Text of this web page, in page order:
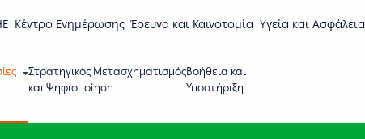
Κέντρο Eνημέρωσης Έρευνα και Καινοτομία Υγεία και Ασφάλεια
Στρατηγικός Μετασχηματισμός
και Ψηφιοποίηση
Βοήθεια και
Υποστήριξη